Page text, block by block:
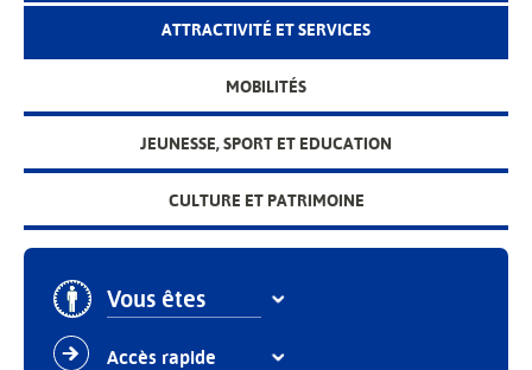
ATTRACTIVITÉ ET SERVICES
MOBILITÉS
JEUNESSE, SPORT ET EDUCATION
CULTURE ET PATRIMOINE
Vous êtes
Accès rapide